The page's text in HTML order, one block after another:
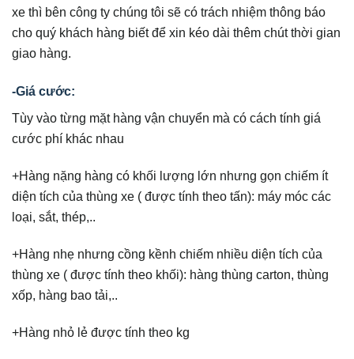
xe thì bên công ty chúng tôi sẽ có trách nhiệm thông báo
cho quý khách hàng biết để xin kéo dài thêm chút thời gian
giao hàng.
-Giá cước:
Tùy vào từng mặt hàng vận chuyển mà có cách tính giá
cước phí khác nhau
+Hàng nặng hàng có khối lượng lớn nhưng gọn chiếm ít
diện tích của thùng xe ( được tính theo tấn): máy móc các
loại, sắt, thép,..
+Hàng nhẹ nhưng cồng kềnh chiếm nhiều diện tích của
thùng xe ( được tính theo khối): hàng thùng carton, thùng
xốp, hàng bao tải,..
+Hàng nhỏ lẻ được tính theo kg